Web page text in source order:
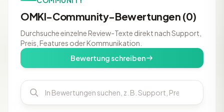
OMKI-Community-Bewertungen (0)
Durchsuche einzelne Review-Texte direkt nach Support,
Preis, Features oder Kommunikation.
Bewertung schreiben